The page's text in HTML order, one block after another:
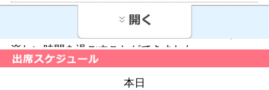
星野さんとは久しぶりにお会いしましたが、知
性・ルックス・スタイルは全く変わっておらず、
楽しい時間を過ごすことができました。
本日